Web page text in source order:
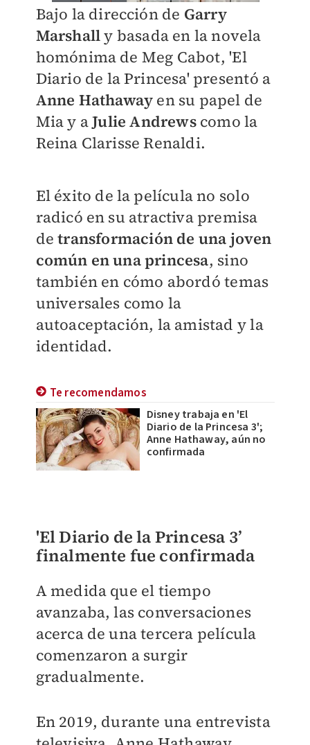
Bajo la dirección de Garry
Marshally basada en la novela
homónima de Meg Cabot, 'El
Diario de la Princesa' presentó a
Anne Hathaway en su papel de
Mia y aJulie Andrewscomo la
Reina Clarisse Renaldi.
El éxito de la película no solo
radicó en su atractiva premisa
detransformación de una joven
común en una princesa, sino
también en cómo abordó temas
universales como la
autoaceptación, la amistad y la
identidad.
Te recomendamos
Disney trabaja en 'El
Diario de la Princesa 3';
Anne Hathaway, aún no
confirmada
'El Diario de la Princesa 3’
finalmente fue confirmada
A medida que el tiempo
avanzaba, las conversaciones
acerca de una tercera película
comenzaron a surgir
gradualmente.
En 2019, durante una entrevista